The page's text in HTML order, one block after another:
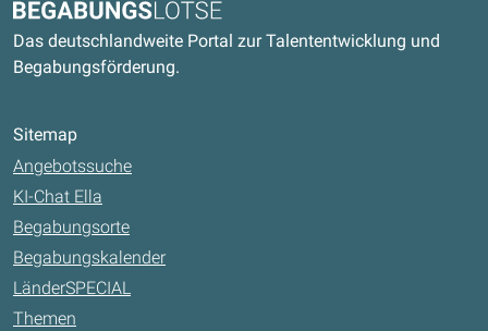
Begabungslotse
Das deutschlandweite Portal zur Talententwicklung und
Begabungsförderung.
Sitemap
Angebotssuche
KI-Chat Ella
Begabungsorte
Begabungskalender
LänderSPECIAL
Themen